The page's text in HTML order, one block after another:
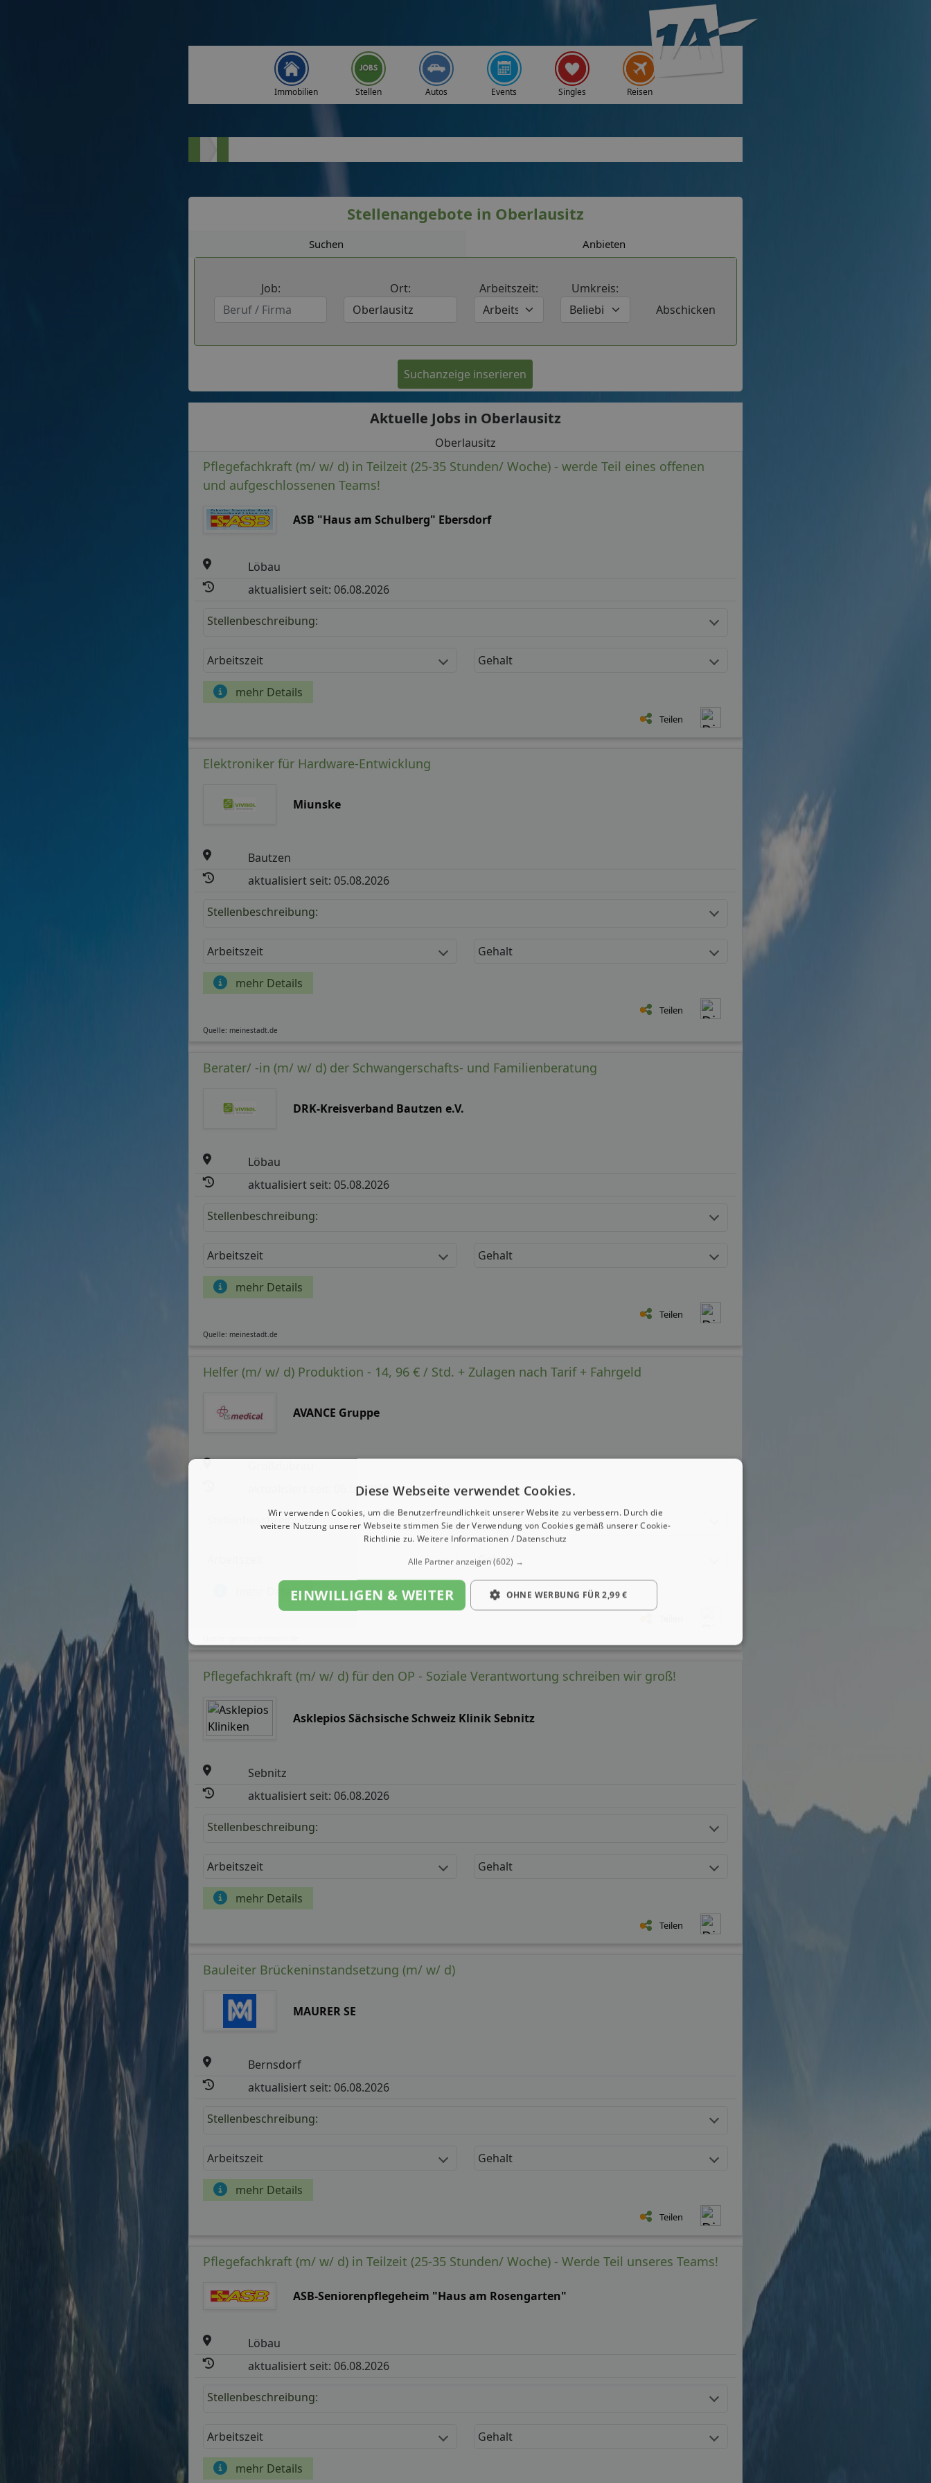
Immobilien Stellen Autos Events Singles Reisen
Stellenangebote in Oberlausitz
Suchen Anbieten
Job: Ort: Arbeitszeit: Umkreis:
Suchanzeige inserieren
Aktuelle Jobs in Oberlausitz
Oberlausitz
Pflegefachkraft (m/ w/ d) in Teilzeit (25-35 Stunden/ Woche) - werde Teil eines offenen
und aufgeschlossenen Teams!
ASB "Haus am Schulberg" Ebersdorf
Löbau
aktualisiert seit: 06.08.2026
Stellenbeschreibung:
Arbeitszeit Gehalt
mehr Details
Teilen
Elektroniker für Hardware-Entwicklung
Miunske
Bautzen
aktualisiert seit: 05.08.2026
Stellenbeschreibung:
Arbeitszeit Gehalt
mehr Details
Teilen
Quelle: meinestadt.de
Berater/ -in (m/ w/ d) der Schwangerschafts- und Familienberatung
DRK-Kreisverband Bautzen e.V.
Löbau
aktualisiert seit: 05.08.2026
Stellenbeschreibung:
Arbeitszeit Gehalt
mehr Details
Teilen
Quelle: meinestadt.de
Helfer (m/ w/ d) Produktion - 14, 96 € / Std. + Zulagen nach Tarif + Fahrgeld
AVANCE Gruppe
aktualisiert seit: 06.08.2026
Stellenbeschreibung:
Gehalt
mehr Details
Pflegefachkraft (m/ w/ d) für den OP - Soziale Verantwortung schreiben wir groß!
Asklepios Sächsische Schweiz Klinik Sebnitz
Sebnitz
aktualisiert seit: 06.08.2026
Stellenbeschreibung:
Arbeitszeit Gehalt
mehr Details
Teilen
Bauleiter Brückeninstandsetzung (m/ w/ d)
MAURER SE
Bernsdorf
aktualisiert seit: 06.08.2026
Stellenbeschreibung:
Arbeitszeit Gehalt
mehr Details
Teilen
Pflegefachkraft (m/ w/ d) in Teilzeit (25-35 Stunden/ Woche) - Werde Teil unseres Teams!
ASB-Seniorenpflegeheim "Haus am Rosengarten"
Löbau
aktualisiert seit: 06.08.2026
Stellenbeschreibung:
Arbeitszeit Gehalt
mehr Details
Diese Webseite verwendet Cookies.
Wir verwenden Cookies, um die Benutzerfreundlichkeit unserer Website zu verbessern. Durch die
weitere Nutzung unserer Webseite stimmen Sie der Verwendung von Cookies gemäß unserer Cookie-
Richtlinie zu. Weitere Informationen / Datenschutz
Alle Partner anzeigen(602) →
EINWILLIGEN & WEITER OHNE WERBUNG FÜR 2,99 €